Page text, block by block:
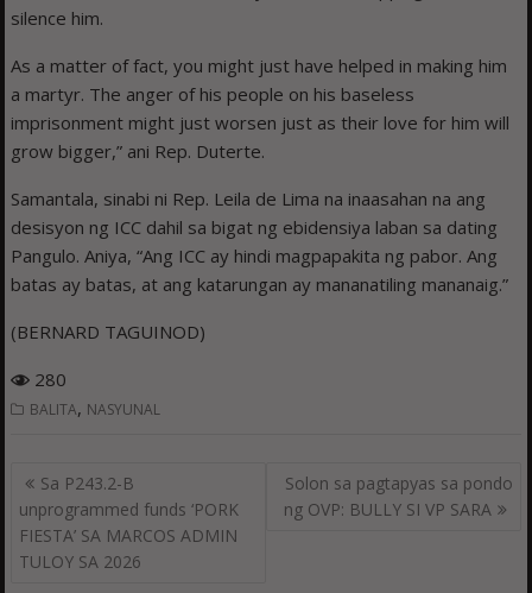
silence him.
As a matter of fact, you might just have helped in making him
a martyr. The anger of his people on his baseless
imprisonment might just worsen just as their love for him will
grow bigger,” ani Rep. Duterte.
Samantala, sinabi ni Rep. Leila de Lima na inaasahan na ang
desisyon ng ICC dahil sa bigat ng ebidensiya laban sa dating
Pangulo. Aniya, “Ang ICC ay hindi magpapakita ng pabor. Ang
batas ay batas, at ang katarungan ay mananatiling mananaig.”
(BERNARD TAGUINOD)
280
BALITA, NASYUNAL
Post
navigation
Sa P243.2-B
unprogrammed funds ‘PORK
FIESTA’ SA MARCOS ADMIN
TULOY SA 2026
Solon sa pagtapyas sa pondo
ng OVP: BULLY SI VP SARA